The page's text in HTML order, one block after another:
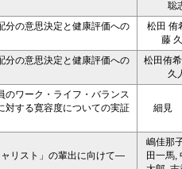
聡
分の意思決定と健康評価への
松田 侑
藤
分の意思決定と健康評価への
松田侑
久
のワーク・ライフ・バランス
する寛容度についての実証
細見
リスト」の輩出に向けて―
嶋佳那
田一馬,